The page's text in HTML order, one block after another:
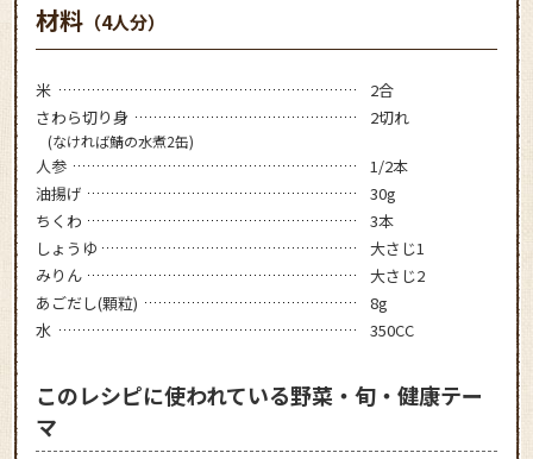
材料 （4人分）
米
2合
さわら切り身
2切れ
(なければ鯖の水煮2缶)
人参
1/2本
油揚げ
30g
ちくわ
3本
しょうゆ
大さじ1
みりん
大さじ2
あごだし(顆粒)
8g
水
350CC
このレシピに使われている野菜・旬・健康テー
マ